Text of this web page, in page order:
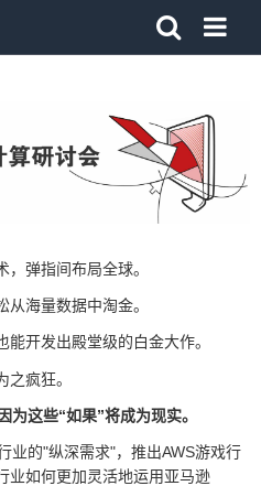
弹指间布局全球。
海量数据中淘金。
开发出殿堂级的白金大作。
疯狂。
为这些“如果”将成为现实。
业的"纵深需求"，推出AWS游戏行
业如何更加灵活地运用亚马逊